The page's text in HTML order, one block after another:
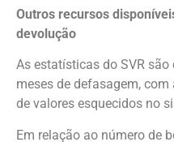
Outros recursos
devolução
As estatísticas do SVR
meses de defasagem,
de valores esquecidos no
Em relação ao número de